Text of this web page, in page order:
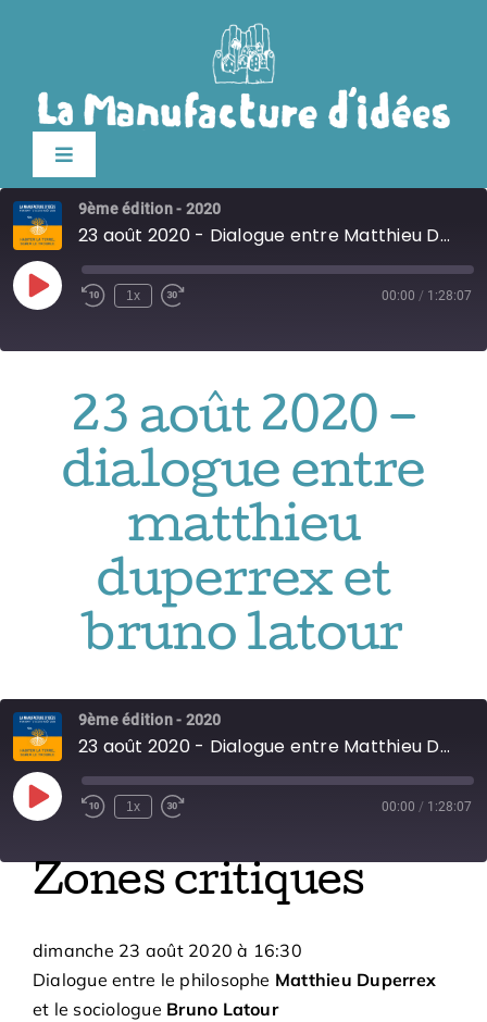
Toggle
Navigation
édition 2026
Le festival
Billetterie
Infos pratiques
Archives
Contact
9ème édition - 2020
23 août 2020 - Dialogue entre Matthieu Duperrex et Bruno Latour
Play
Episode
1x 00:00 / 1:28:07
23 août 2020 –
dialogue entre
matthieu
duperrex et
bruno latour
9ème édition - 2020
23 août 2020 - Dialogue entre Matthieu Duperrex et Bruno Latour
Play
Episode
1x 00:00 / 1:28:07
Zones critiques
dimanche 23 août 2020 à 16:30
Dialogue entre le philosophe Matthieu Duperrex
et le sociologue Bruno Latour